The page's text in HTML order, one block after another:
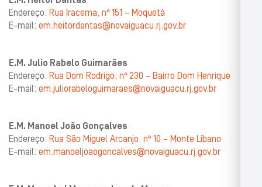
Endereço: Rua Iracema, nº 151 – Moquetá
E-mail: em.heitordantas@novaiguacu.rj.gov.br
E.M. Julio Rabelo Guimarães
Endereço: Rua Dom Rodrigo, nº 230 – Bairro Dom Henrique
E-mail: em.juliorabeloguimaraes@novaiguacu.rj.gov.br
E.M. Manoel João Gonçalves
Endereço: Rua São Miguel Arcanjo, nº 10 – Monte Líbano
E-mail: em.manoeljoaogoncalves@novaiguacu.rj.gov.br